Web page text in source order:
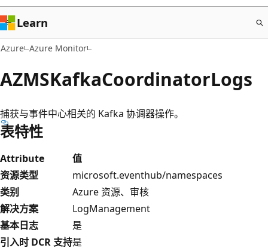
Learn
Azure Azure Monitor
AZMSKafkaCoordinatorLogs
捕获与事件中心相关的 Kafka 协调器操作。
表特性
Attribute
值
资源类型
microsoft.eventhub/namespaces
类别
Azure 资源、审核
解决方案
LogManagement
基本日志
是
引入时 DCR 支持是